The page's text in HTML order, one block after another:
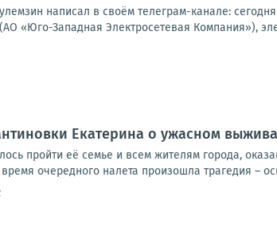
написал в своём телеграм-канале:
«Юго-Западная Электросетевая Компания»),
Екатерина о ужасном
пройти её семье и всем жителям города,
очередного налета произошла трагедия –